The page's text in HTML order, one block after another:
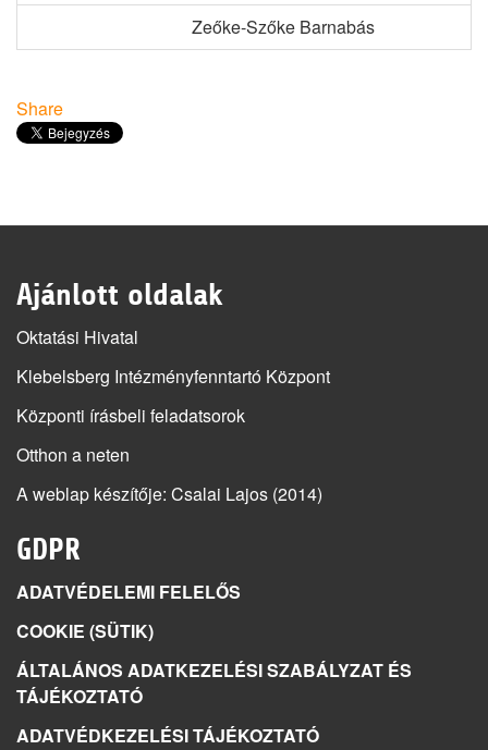
Zeőke-Szőke Barnabás
Share
Ajánlott oldalak
Oktatási Hivatal
Klebelsberg Intézményfenntartó Központ
Központi írásbeli feladatsorok
Otthon a neten
A weblap készítője: Csalai Lajos (2014)
GDPR
ADATVÉDELEMI FELELŐS
COOKIE (SÜTIK)
ÁLTALÁNOS ADATKEZELÉSI SZABÁLYZAT ÉS
TÁJÉKOZTATÓ
ADATVÉDKEZELÉSI TÁJÉKOZTATÓ